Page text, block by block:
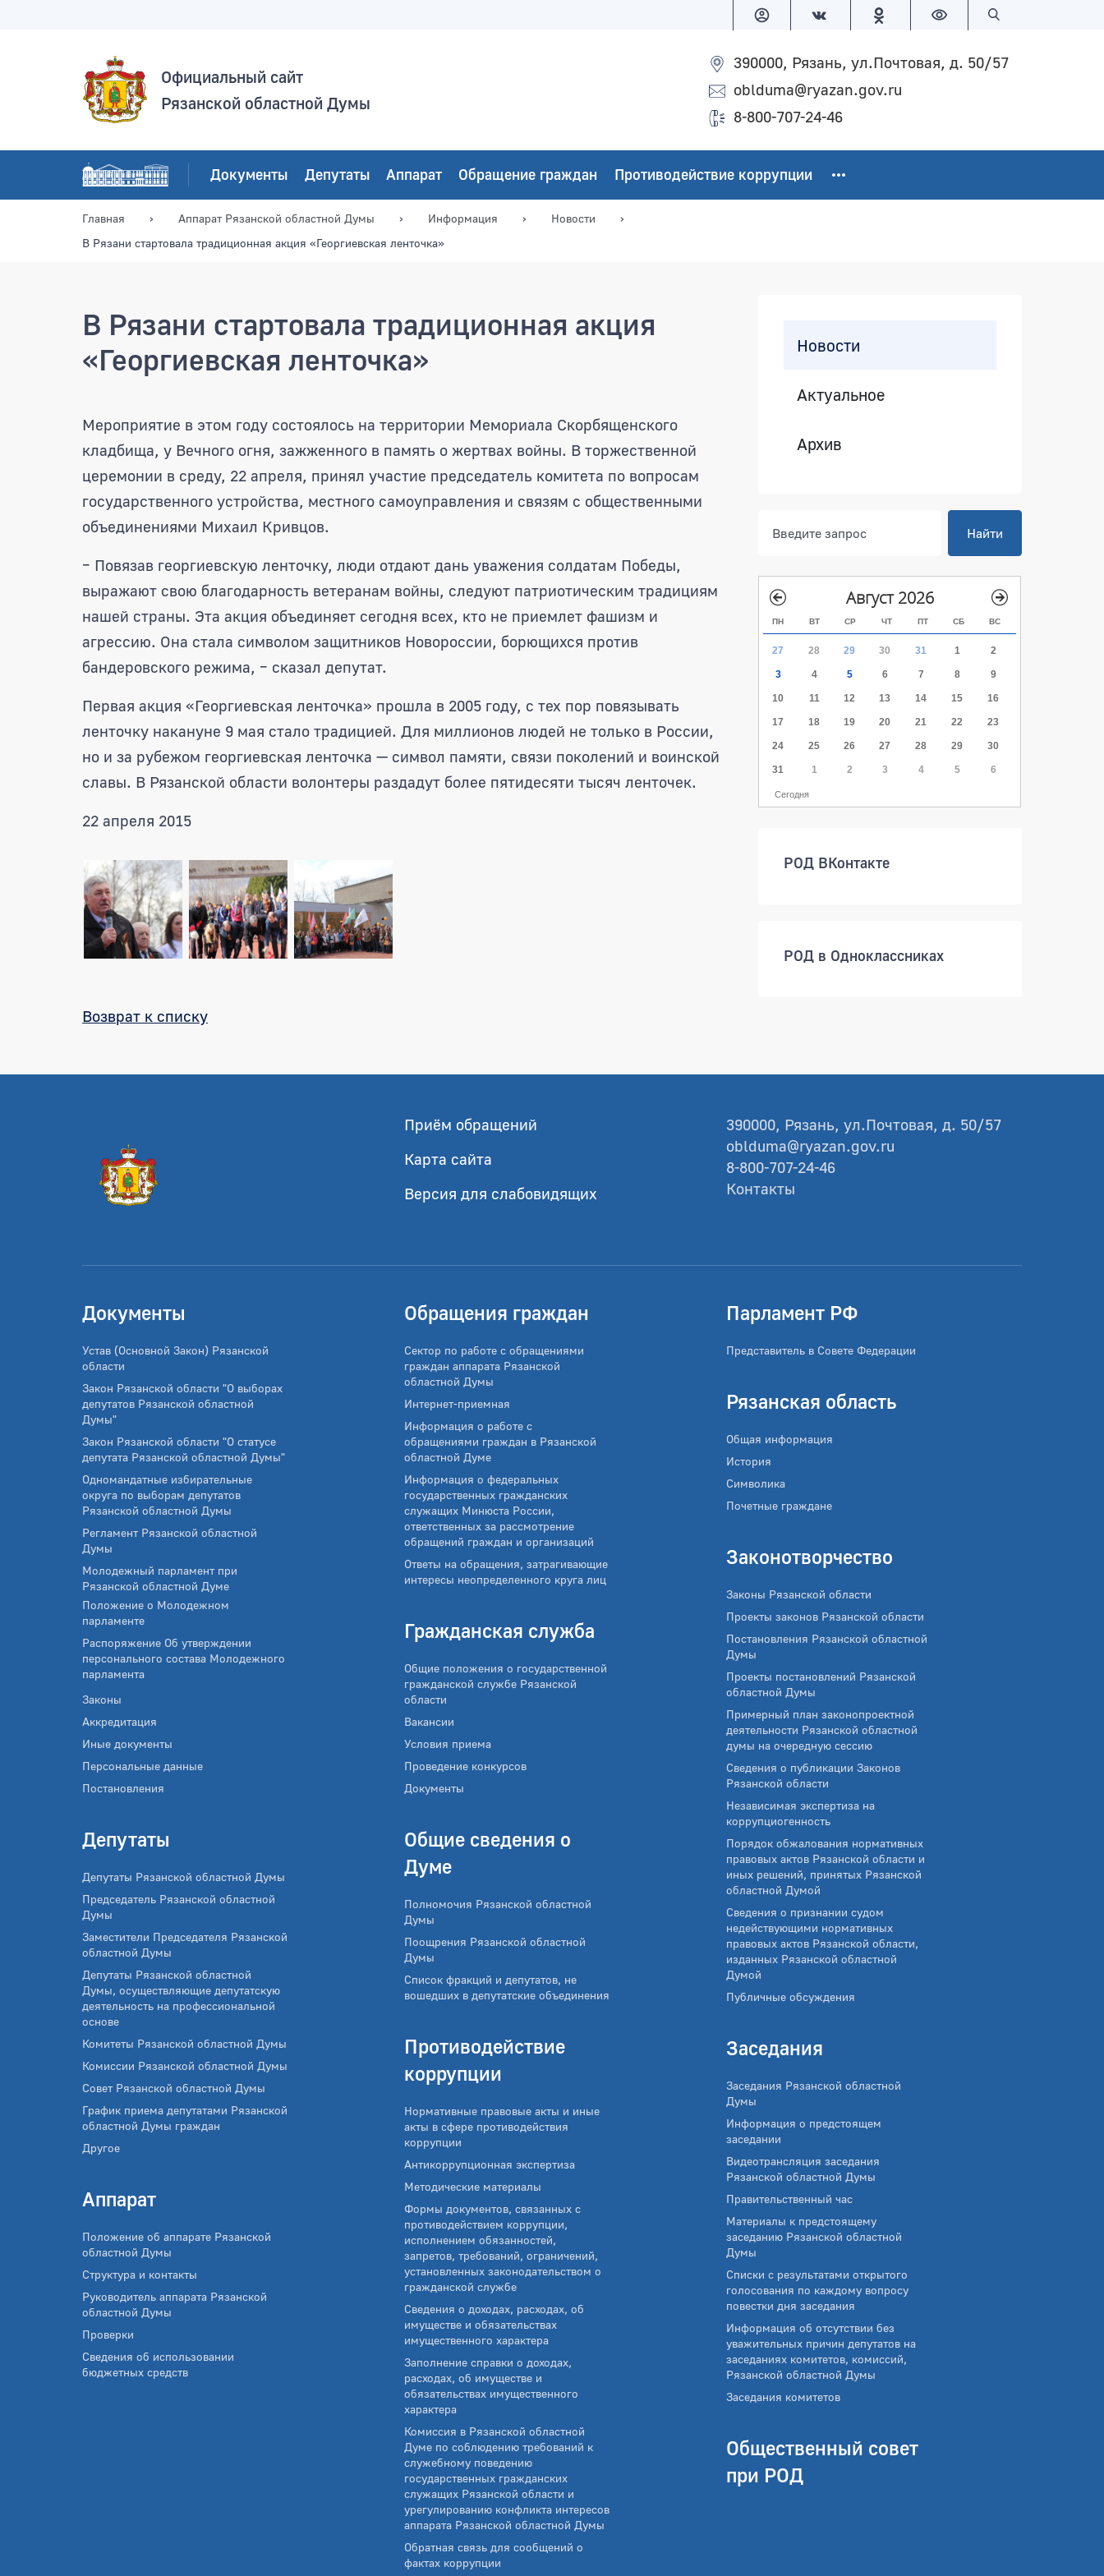
Версия для слабовидящих
Официальный сайт
Рязанской областной Думы
390000, Рязань, ул.Почтовая, д. 50/57
oblduma@ryazan.gov.ru
8-800-707-24-46
Документы Депутаты Аппарат Обращение граждан Противодействие коррупции
Главная Аппарат Рязанской областной Думы Информация
Новости
В Рязани стартовала традиционная акция «Георгиевская ленточка»
В Рязани стартовала традиционная акция
«Георгиевская ленточка»
В Рязани стартовала традиционная акция «Георгиевская ленточка»
Мероприятие в этом году состоялось на территории Мемориала Скорбященского
кладбища, у Вечного огня, зажженного в память о жертвах войны. В торжественной
церемонии в среду, 22 апреля, принял участие председатель комитета по вопросам
государственного устройства, местного самоуправления и связям с общественными
объединениями Михаил Кривцов.
– Повязав георгиевскую ленточку, люди отдают дань уважения солдатам Победы,
выражают свою благодарность ветеранам войны, следуют патриотическим традициям
нашей страны. Эта акция объединяет сегодня всех, кто не приемлет фашизм и
агрессию. Она стала символом защитников Новороссии, борющихся против
бандеровского режима, – сказал депутат.
Первая акция «Георгиевская ленточка» прошла в 2005 году, с тех пор повязывать
ленточку накануне 9 мая стало традицией. Для миллионов людей не только в России,
но и за рубежом георгиевская ленточка — символ памяти, связи поколений и воинской
славы. В Рязанской области волонтеры раздадут более пятидесяти тысяч ленточек.
22 апреля 2015
Возврат к списку
Новости
Актуальное
Архив
Найти
Август 2026
ПН ВТ СР ЧТ ПТ СБ ВС
27 28 29 30 31 1 2
3 4 5 6 7 8 9
10 11 12 13 14 15 16
17 18 19 20 21 22 23
24 25 26 27 28 29 30
31 1 2 3 4 5 6
Сегодня
РОД ВКонтакте
РОД в Одноклассниках
Приём обращений
Карта сайта
Версия для слабовидящих
390000, Рязань, ул.Почтовая, д. 50/57
oblduma@ryazan.gov.ru
8-800-707-24-46
Контакты
Документы
Устав (Основной Закон) Рязанской
области
Закон Рязанской области "О выборах
депутатов Рязанской областной
Думы"
Закон Рязанской области "О статусе
депутата Рязанской областной Думы"
Одномандатные избирательные
округа по выборам депутатов
Рязанской областной Думы
Регламент Рязанской областной
Думы
Молодежный парламент при
Рязанской областной Думе
Положение о Молодежном
парламенте
Распоряжение Об утверждении
персонального состава Молодежного
парламента
Законы
Аккредитация
Иные документы
Персональные данные
Постановления
Депутаты
Депутаты Рязанской областной Думы
Председатель Рязанской областной
Думы
Заместители Председателя Рязанской
областной Думы
Депутаты Рязанской областной
Думы, осуществляющие депутатскую
деятельность на профессиональной
основе
Комитеты Рязанской областной Думы
Комиссии Рязанской областной Думы
Совет Рязанской областной Думы
График приема депутатами Рязанской
областной Думы граждан
Другое
Аппарат
Положение об аппарате Рязанской
областной Думы
Структура и контакты
Руководитель аппарата Рязанской
областной Думы
Проверки
Сведения об использовании
бюджетных средств
Обращения граждан
Сектор по работе с обращениями
граждан аппарата Рязанской
областной Думы
Интернет-приемная
Информация о работе с
обращениями граждан в Рязанской
областной Думе
Информация о федеральных
государственных гражданских
служащих Минюста России,
ответственных за рассмотрение
обращений граждан и организаций
Ответы на обращения, затрагивающие
интересы неопределенного круга лиц
Гражданская служба
Общие положения о государственной
гражданской службе Рязанской
области
Вакансии
Условия приема
Проведение конкурсов
Документы
Общие сведения о
Думе
Полномочия Рязанской областной
Думы
Поощрения Рязанской областной
Думы
Список фракций и депутатов, не
вошедших в депутатские объединения
Противодействие
коррупции
Нормативные правовые акты и иные
акты в сфере противодействия
коррупции
Антикоррупционная экспертиза
Методические материалы
Формы документов, связанных с
противодействием коррупции,
исполнением обязанностей,
запретов, требований, ограничений,
установленных законодательством о
гражданской службе
Сведения о доходах, расходах, об
имуществе и обязательствах
имущественного характера
Заполнение справки о доходах,
расходах, об имуществе и
обязательствах имущественного
характера
Комиссия в Рязанской областной
Думе по соблюдению требований к
служебному поведению
государственных гражданских
служащих Рязанской области и
урегулированию конфликта интересов
аппарата Рязанской областной Думы
Обратная связь для сообщений о
фактах коррупции
Парламент РФ
Представитель в Совете Федерации
Рязанская область
Общая информация
История
Символика
Почетные граждане
Законотворчество
Законы Рязанской области
Проекты законов Рязанской области
Постановления Рязанской областной
Думы
Проекты постановлений Рязанской
областной Думы
Примерный план законопроектной
деятельности Рязанской областной
думы на очередную сессию
Сведения о публикации Законов
Рязанской области
Независимая экспертиза на
коррупциогенность
Порядок обжалования нормативных
правовых актов Рязанской области и
иных решений, принятых Рязанской
областной Думой
Сведения о признании судом
недействующими нормативных
правовых актов Рязанской области,
изданных Рязанской областной
Думой
Публичные обсуждения
Заседания
Заседания Рязанской областной
Думы
Информация о предстоящем
заседании
Видеотрансляция заседания
Рязанской областной Думы
Правительственный час
Материалы к предстоящему
заседанию Рязанской областной
Думы
Списки с результатами открытого
голосования по каждому вопросу
повестки дня заседания
Информация об отсутствии без
уважительных причин депутатов на
заседаниях комитетов, комиссий,
Рязанской областной Думы
Заседания комитетов
Общественный совет
при РОД